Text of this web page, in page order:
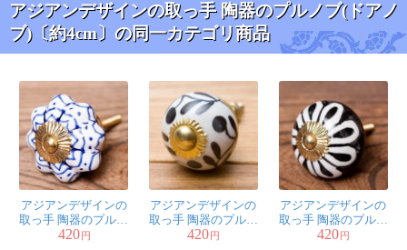
すごい可愛いです。チェストの
引き出し取っ手全て 柄違いで揃
★★★★★匿名希望
ありがとうございます。
凄く気に入っています。
アジアンデザインの取っ手 陶器のプルノブ(ドアノ
ブ)〔約4cm〕の同一カテゴリ商品
アジアンデザインの
取っ手 陶器のプルノ
ブ(ドアノブ)〔約
420円
アジアンデザインの
取っ手 陶器のプルノ
ブ(ドアノブ)〔約
420円
アジアンデザインの
取っ手 陶器のプルノ
ブ(ドアノブ)〔約
420円